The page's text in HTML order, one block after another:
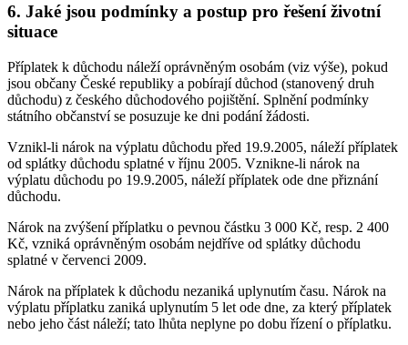
6. Jaké jsou podmínky a postup pro řešení životní
situace
Příplatek k důchodu náleží oprávněným osobám (viz výše), pokud
jsou občany České republiky a pobírají důchod (stanovený druh
důchodu) z českého důchodového pojištění. Splnění podmínky
státního občanství se posuzuje ke dni podání žádosti.
Vznikl-li nárok na výplatu důchodu před 19.9.2005, náleží příplatek
od splátky důchodu splatné v říjnu 2005. Vznikne-li nárok na
výplatu důchodu po 19.9.2005, náleží příplatek ode dne přiznání
důchodu.
Nárok na zvýšení příplatku o pevnou částku 3 000 Kč, resp. 2 400
Kč, vzniká oprávněným osobám nejdříve od splátky důchodu
splatné v červenci 2009.
Nárok na příplatek k důchodu nezaniká uplynutím času. Nárok na
výplatu příplatku zaniká uplynutím 5 let ode dne, za který příplatek
nebo jeho část náleží; tato lhůta neplyne po dobu řízení o příplatku.